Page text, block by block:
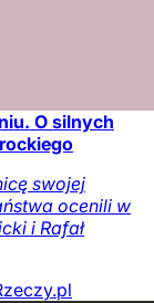
O silnych
swojej
ocenili w
i Rafał